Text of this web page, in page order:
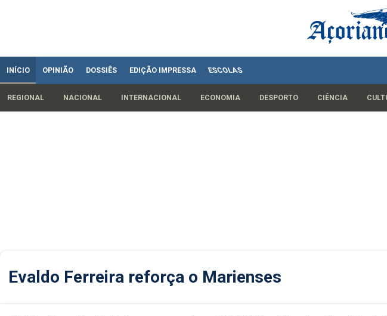
INÍCIO OPINIÃO DOSSIÊS EDIÇÃO IMPRESSA ESCOLAS
REGIONAL NACIONAL INTERNACIONAL ECONOMIA DESPORTO CIÊNCIA
Evaldo Ferreira reforça o Marienses